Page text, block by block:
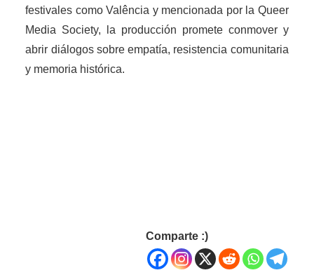
festivales como Valência y mencionada por la Queer
Media Society, la producción promete conmover y
abrir diálogos sobre empatía, resistencia comunitaria
y memoria histórica.
Comparte :)